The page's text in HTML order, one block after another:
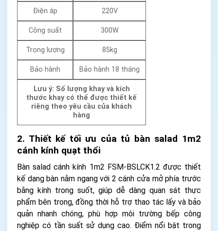
Điện áp 220V
Công suất 300W
Trọng lượng 85kg
Bảo hành Bảo hành 18 tháng
Lưu ý: Số lượng khay và kích
thước khay có thể được thiết kế
riêng theo yêu cầu của khách
hàng
2. Thiết kế tối ưu của tủ bàn salad 1m2
cánh kính quạt thổi
Bàn salad cánh kính 1m2 FSM-BSLCK1.2 được thiết
kế dạng bàn nằm ngang với 2 cánh cửa mở phía trước
bằng kính trong suốt, giúp dễ dàng quan sát thực
phẩm bên trong, đồng thời hỗ trợ thao tác lấy và bảo
quản nhanh chóng, phù hợp môi trường bếp công
nghiệp có tần suất sử dụng cao. Điểm nổi bật trong